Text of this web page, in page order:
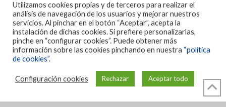
POLITICA DE COOKIES|AVISO LEGAL
DISEÑO: DIAN SISTEMAS
Utilizamos cookies propias y de terceros para realizar el
análisis de navegación de los usuarios y mejorar nuestros
servicios. Al pinchar en el botón “Aceptar”, acepta la
instalación de dichas cookies. Si prefiere personalizarlas,
pinche en “configurar cookies”. Puede obtener más
información sobre las cookies pinchando en nuestra “política
de cookies”.
Configuración cookies Rechazar Aceptar todo